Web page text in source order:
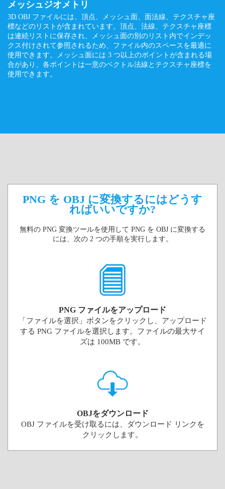
メッシュジオメトリ
3D OBJ ファイルには、頂点、メッシュ面、面法線、テクスチャ座
標などのリストが含まれています。頂点、法線、テクスチャ座標
は連続リストに保存され、メッシュ面の別のリスト内でインデッ
クス付けされて参照されるため、ファイル内のスペースを最適に
使用できます。メッシュ面には 3 つ以上のポイントが含まれる場
合があり、各ポイントは一意のベクトル法線とテクスチャ座標を
使用できます。
PNG を OBJ に変換するにはどうす
ればいいですか?
無料の PNG 変換ツールを使用して PNG を OBJ に変換する
には、次の 2 つの手順を実行します。
PNG ファイルをアップロード
「ファイルを選択」ボタンをクリックし、アップロード
する PNG ファイルを選択します。ファイルの最大サイ
ズは 100MB です。
OBJをダウンロード
OBJ ファイルを受け取るには、ダウンロード リンクを
クリックします。